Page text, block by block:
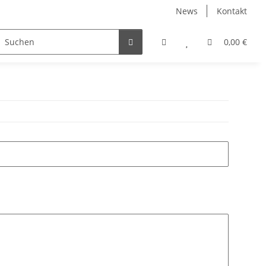
News Kontakt
0,00 €
Ersatzteile Sets & Angebote